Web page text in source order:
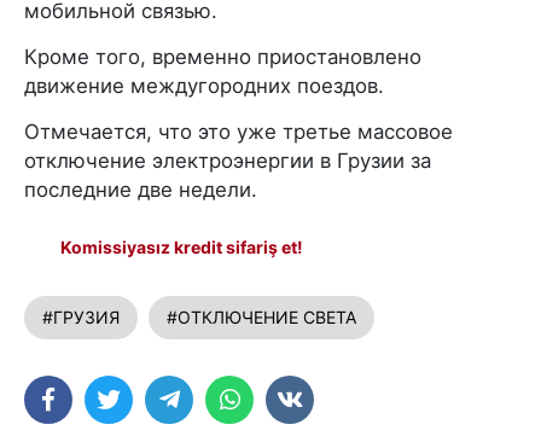
мобильной связью.
Кроме того, временно приостановлено
движение междугородних поездов.
Отмечается, что это уже третье массовое
отключение электроэнергии в Грузии за
последние две недели.
Komissiyasız kredit sifariş et!
#ГРУЗИЯ #ОТКЛЮЧЕНИЕ СВЕТА